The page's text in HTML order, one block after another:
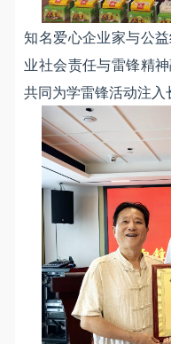
知名爱心企业家与公
业社会责任与雷锋精
共同为学雷锋活动注入